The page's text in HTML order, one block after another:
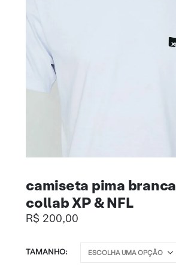
camiseta pima branca
collab XP & NFL
R$ 200,00
TAMANHO